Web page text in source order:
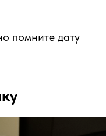
помните дату